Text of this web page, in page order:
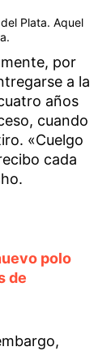
Plata. Aquel
por
a la
años
cuando
«Cuelgo
cada
polo
de